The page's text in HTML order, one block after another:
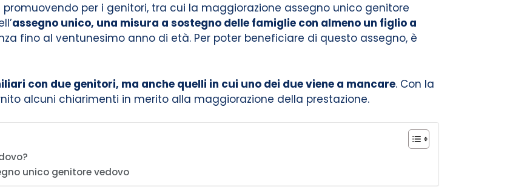
per i genitori, tra cui la maggiorazione assegno unico genitore
assegno unico, una misura a sostegno delle famiglie con almeno un figlio a
fino al ventunesimo anno di età. Per poter beneficiare di questo assegno, è
con due genitori, ma anche quelli in cui uno dei due viene a mancare. Con la
alcuni chiarimenti in merito alla maggiorazione della prestazione.
unico genitore vedovo